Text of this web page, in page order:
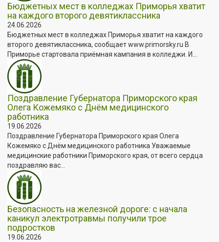
Бюджетных мест в колледжах Приморья хватит
на каждого второго девятиклассника
24.06.2026
Бюджетных мест в колледжах Приморья хватит на каждого
второго девятиклассника, сообщает www.primorsky.ru В
Приморье стартовала приёмная кампания в колледжи. И...
Поздравление Губернатора Приморского края
Олега Кожемяко с Днём медицинского
работника
19.06.2026
Поздравление Губернатора Приморского края Олега
Кожемяко с Днём медицинского работника Уважаемые
медицинские работники Приморского края, от всего сердца
поздравляю вас...
Безопасность на железной дороге: с начала
каникул электротравмы получили трое
подростков
19.06.2026